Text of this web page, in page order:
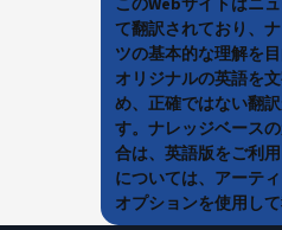
て翻訳されており、
ツの基本的な理解を
オリジナルの英語を
め、正確ではない翻
す。ナレッジベース
合は、英語版をご利
については、アーテ
オプションを使用して